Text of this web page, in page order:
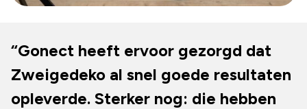
“Gonect heeft ervoor gezorgd dat
Zweigedeko al snel goede resultaten
opleverde. Sterker nog: die hebben